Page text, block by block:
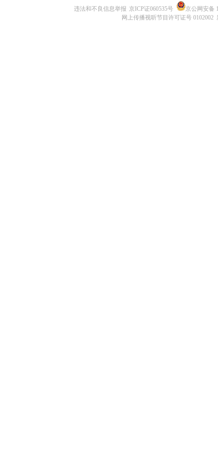
违法和不良信息举报 京ICP证060535号
京公网安备
网上传播视听节目许可证号 0102002